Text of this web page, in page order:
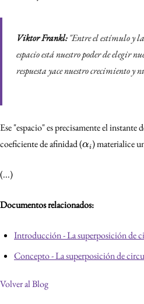
Viktor Frankl: "Entre el estímulo y la
espacio está nuestro poder de elegir
respuesta yace nuestro crecimiento y
Ese "espacio" es precisamente el instante
coeficiente de afinidad (\alpha_i
αi) materialice
(...)
Documentos relacionados:
Introducción - La superposición de
Concepto - La superposición de
Volver al Blog